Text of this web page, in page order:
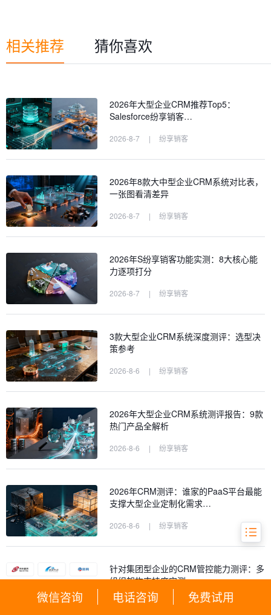
微信咨询 电话咨询 免费试用
一、战略先行：构建成功的CRM实施蓝
图（规划与需求阶段）
评与选型（选型与评估阶段）
三、稳步推进：从部署到上线的实战策
（推广与优化阶段）
五、常见问题与专家解答（FAQ）
相关推荐 猜你喜欢
2026年大型企业CRM推荐Top5：
Salesforce纷享销客…
2026-8-7 | 纷享销客
2026年8款大中型企业CRM系统对比表，
一张图看清差异
2026-8-7 | 纷享销客
2026年S纷享销客功能实测：8大核心能
力逐项打分
2026-8-7 | 纷享销客
3款大型企业CRM系统深度测评：选型决
策参考
2026-8-6 | 纷享销客
2026年大型企业CRM系统测评报告：9款
热门产品全解析
2026-8-6 | 纷享销客
2026年CRM测评：谁家的PaaS平台最能
支撑大型企业定制化需求…
2026-8-6 | 纷享销客
针对集团型企业的CRM管控能力测评：多
组织架构支持度实测